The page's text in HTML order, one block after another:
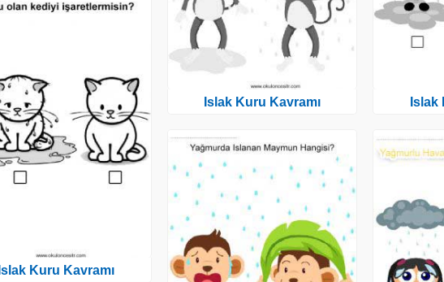
Islak Kuru Kavramı
Islak Kuru Kavramı Islak